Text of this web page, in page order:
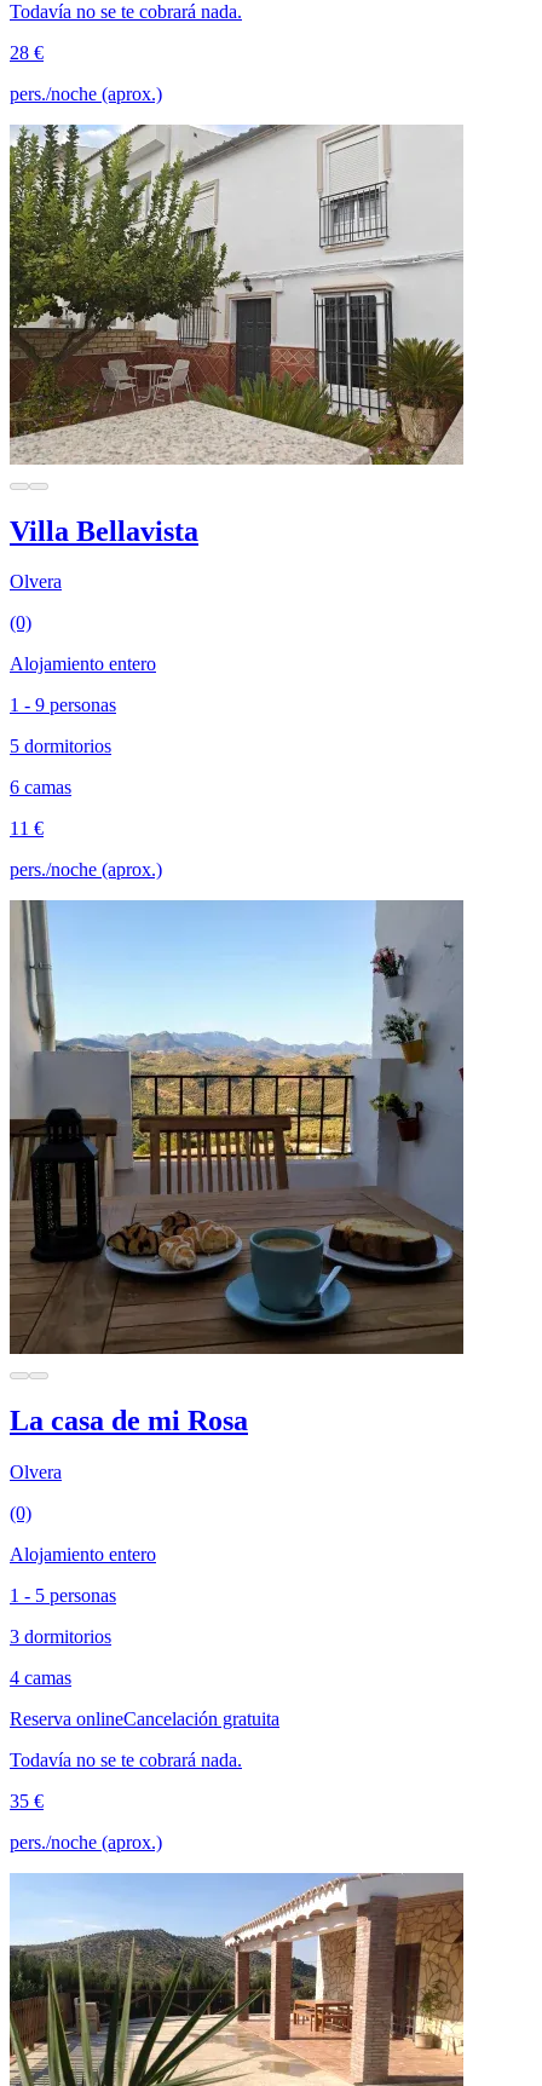
Todavía no se te cobrará nada.
28 €
pers./noche (aprox.)
Villa Bellavista
Olvera
(0)
Alojamiento entero
1 - 9 personas
5 dormitorios
6 camas
11 €
pers./noche (aprox.)
La casa de mi Rosa
Olvera
(0)
Alojamiento entero
1 - 5 personas
3 dormitorios
4 camas
Reserva onlineCancelación gratuita
Todavía no se te cobrará nada.
35 €
pers./noche (aprox.)